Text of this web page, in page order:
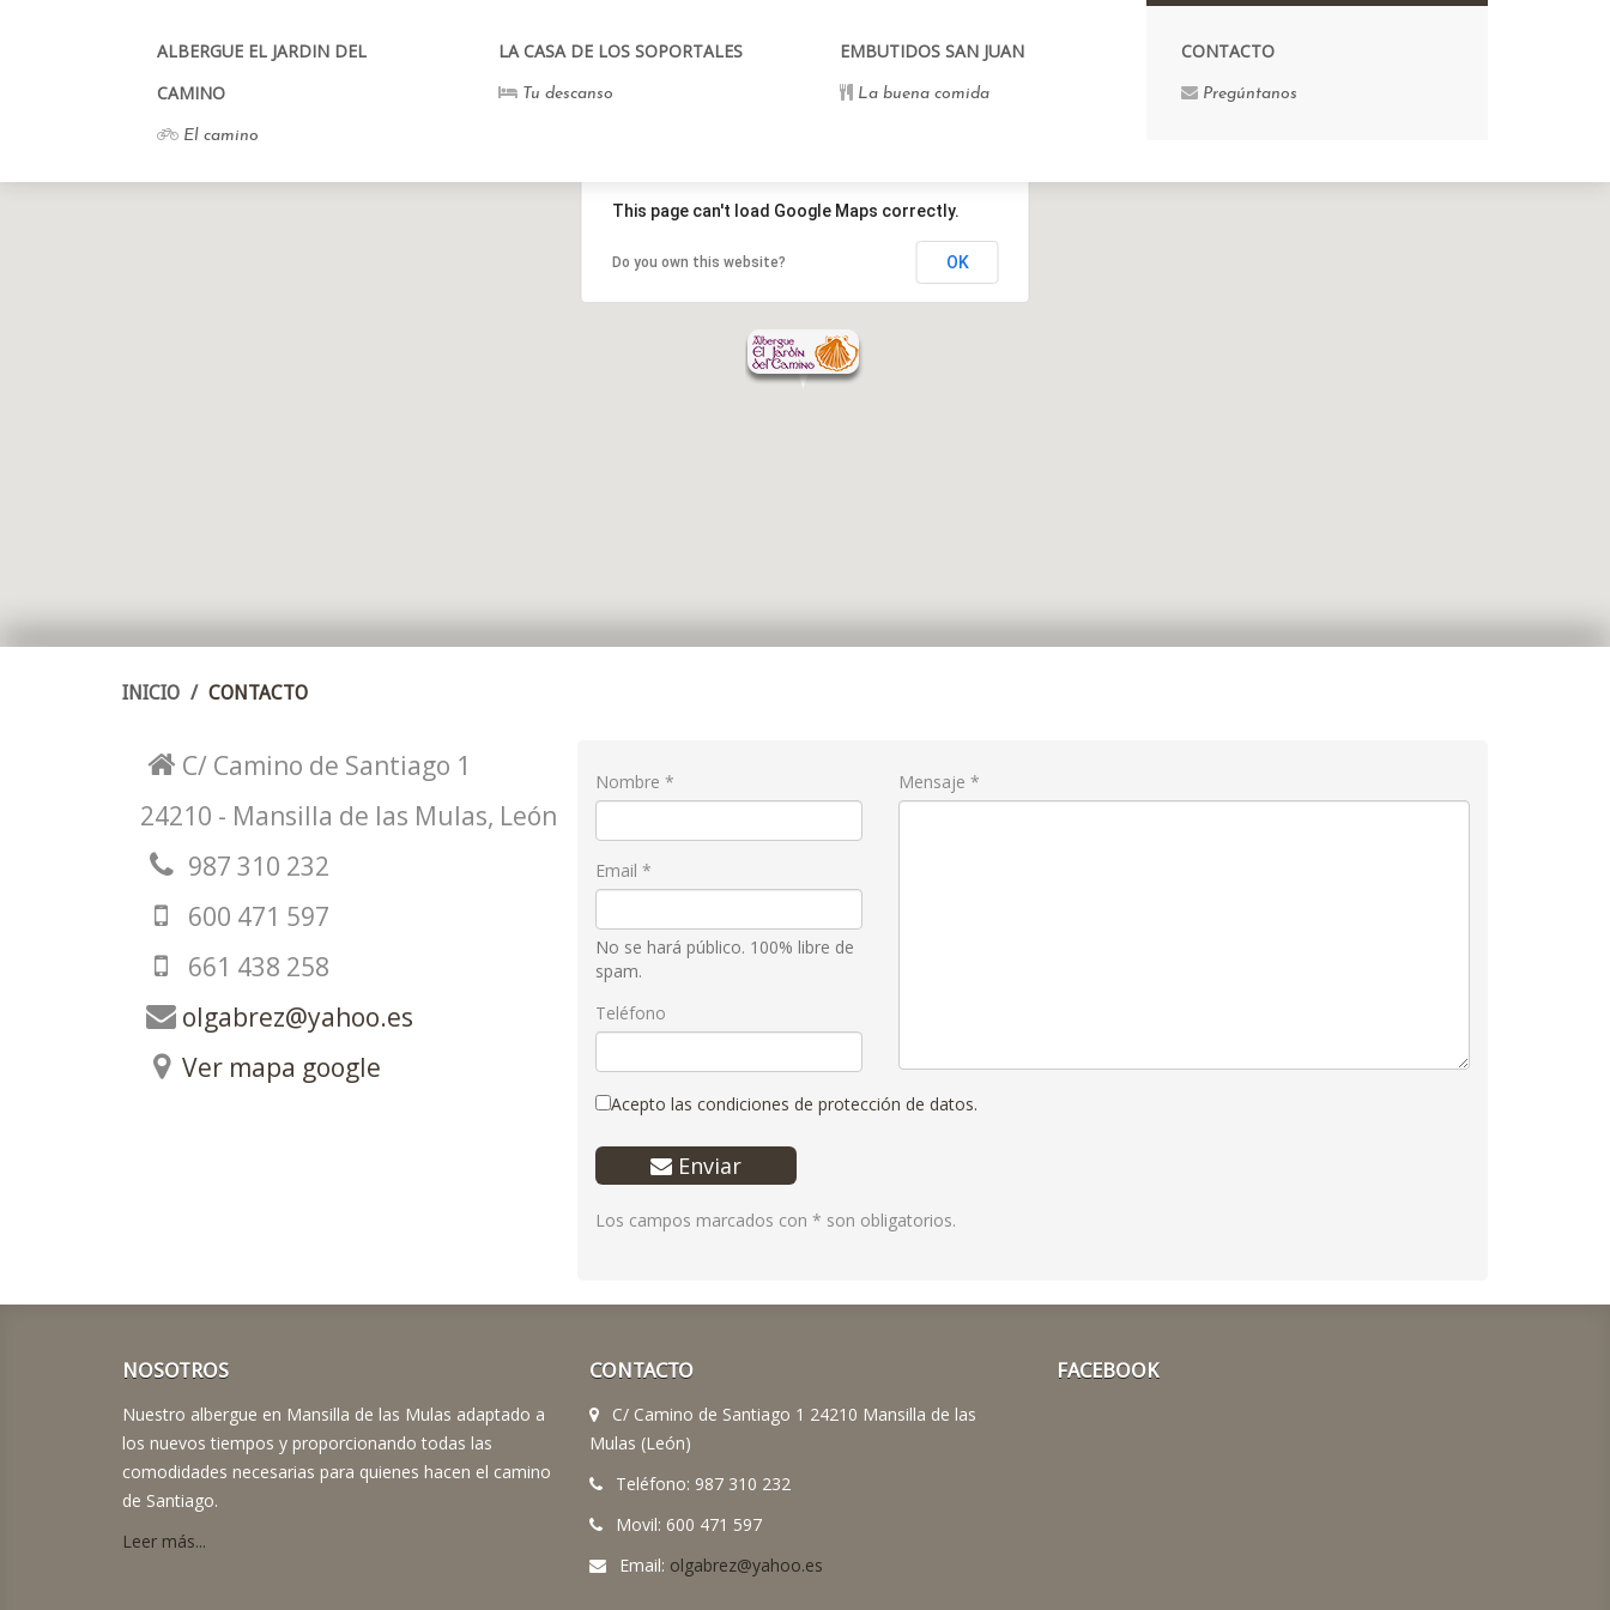
ALBERGUE EL JARDIN DEL
CAMINO
El camino
LA CASA DE LOS SOPORTALES
Tu descanso
EMBUTIDOS SAN JUAN
La buena comida
CONTACTO
Pregúntanos
This page can't load Google Maps correctly.
Do you own this website? OK
INICIO CONTACTO
C/ Camino de Santiago 1
24210 - Mansilla de las Mulas, León
987 310 232
600 471 597
661 438 258
olgabrez@yahoo.es
Ver mapa google
Nombre *
Email *
No se hará público. 100% libre de
spam.
Teléfono
Mensaje*
Acepto las condiciones de protección de datos.
Enviar
Los campos marcados con * son obligatorios.
NOSOTROS
Nuestro albergue en Mansilla de las Mulas adaptado a
los nuevos tiempos y proporcionando todas las
comodidades necesarias para quienes hacen el camino
de Santiago.
Leer más...
CONTACTO
C/ Camino de Santiago 1 24210 Mansilla de las
Mulas (León)
Teléfono: 987 310 232
Movil: 600 471 597
Email: olgabrez@yahoo.es
FACEBOOK